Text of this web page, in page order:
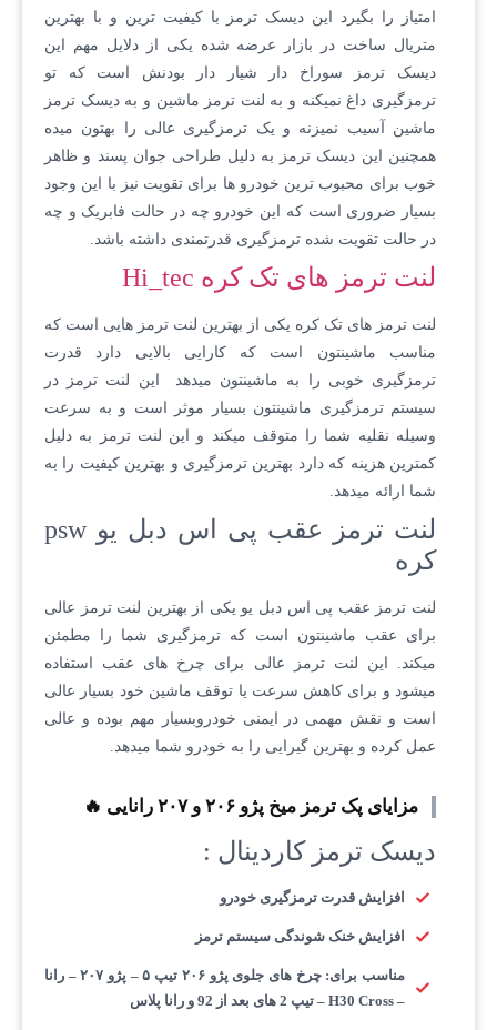
امتیاز را بگیرد این دیسک ترمز با کیفیت ترین و با بهترین
متریال ساخت در بازار عرضه شده یکی از دلایل مهم این
دیسک ترمز سوراخ دار شیار دار بودنش است که تو
ترمزگیری داغ نمیکنه و به لنت ترمز ماشین و به دیسک ترمز
ماشین آسیب نمیزنه و یک ترمزگیری عالی را بهتون میده
همچنین این دیسک ترمز به دلیل طراحی جوان پسند و ظاهر
خوب برای محبوب ترین خودرو ها برای تقویت نیز با این وجود
بسیار ضروری است که این خودرو چه در حالت فابریک و چه
در حالت تقویت شده ترمزگیری قدرتمندی داشته باشد.
لنت ترمز های تک کره Hi_tec
لنت ترمز های تک کره یکی از بهترین لنت ترمز هایی است که
مناسب ماشینتون است که کارایی بالایی دارد قدرت
ترمزگیری خوبی را به ماشینتون میدهد این لنت ترمز در
سیستم ترمزگیری ماشینتون بسیار موثر است و به سرعت
وسیله نقلیه شما را متوقف میکند و این لنت ترمز به دلیل
کمترین هزینه که دارد بهترین ترمزگیری و بهترین کیفیت را به
شما ارائه میدهد.
لنت ترمز عقب پی اس دبل یو psw
کره
لنت ترمز عقب پی اس دبل یو یکی از بهترین لنت ترمز عالی
برای عقب ماشینتون است که ترمزگیری شما را مطمئن
میکند. این لنت ترمز عالی برای چرخ های عقب استفاده
میشود و برای کاهش سرعت یا توقف ماشین خود بسیار عالی
است و نقش مهمی در ایمنی خودروبسیار مهم بوده و عالی
عمل کرده و بهترین گیرایی را به خودرو شما میدهد.
مزایای پک ترمز میخ پژو ۲۰۶ و ۲۰۷ رانایی 🔥
دیسک ترمز کاردینال :
افزایش قدرت ترمزگیری خودرو
افزایش خنک شوندگی سیستم ترمز
مناسب برای: چرخ های جلوی پژو ۲۰۶ تیپ ۵ – پژو ۲۰۷ – رانا
– H30 Cross – تیپ 2 های بعد از 92 و رانا پلاس